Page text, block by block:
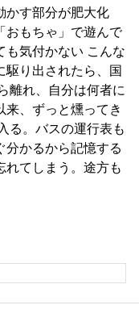
かす部分が肥大化
おもちゃ」で遊んで
も気付かない こんな
駆り出されたら、国
離れ、自分は何者に
来、ずっと燻ってき
る。バスの運行表も
分かるから記憶する
れてしまう。途方も